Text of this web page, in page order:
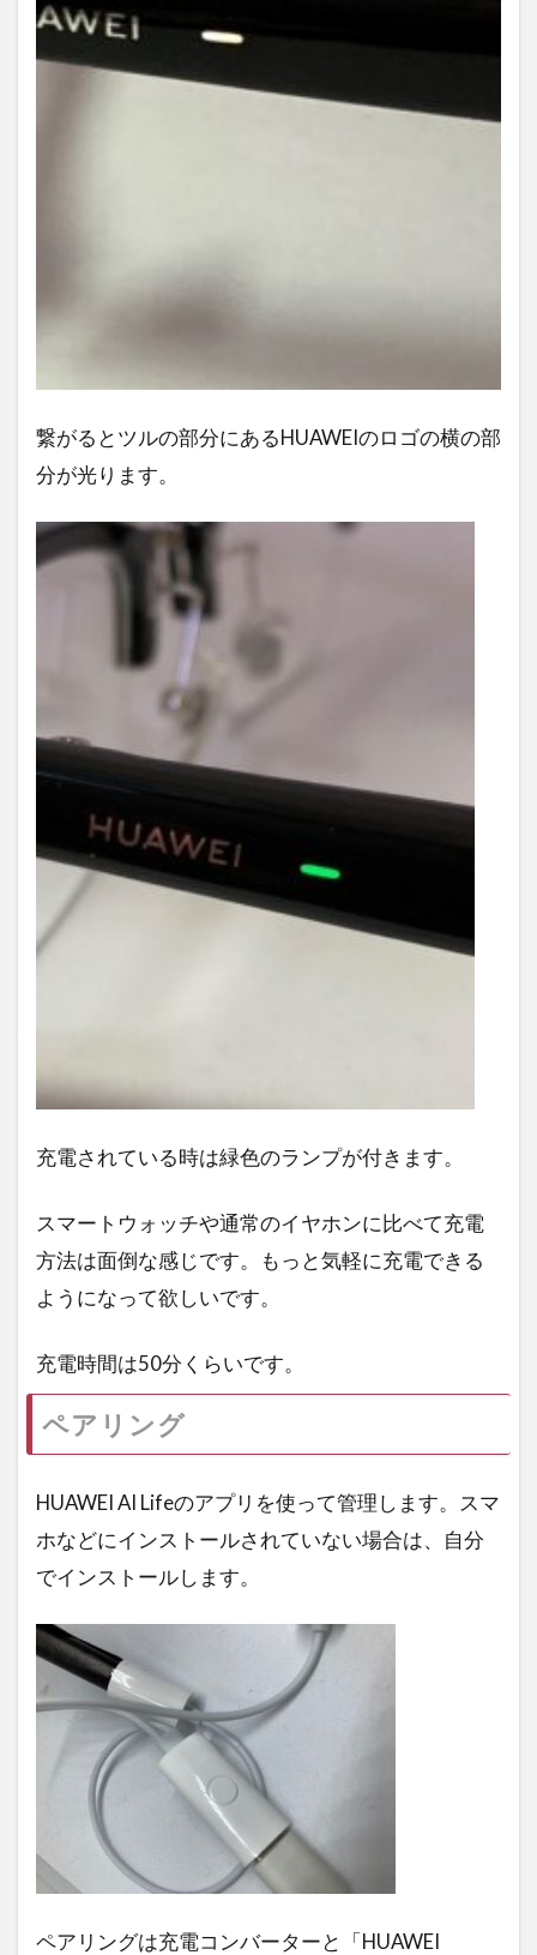
繋がるとツルの部分にあるHUAWEIのロゴの横の部
分が光ります。
充電されている時は緑色のランプが付きます。
スマートウォッチや通常のイヤホンに比べて充電
方法は面倒な感じです。もっと気軽に充電できる
ようになって欲しいです。
充電時間は50分くらいです。
ペアリング
HUAWEI AI Lifeのアプリを使って管理します。スマ
ホなどにインストールされていない場合は、自分
でインストールします。
ペアリングは充電コンバーターと「HUAWEI